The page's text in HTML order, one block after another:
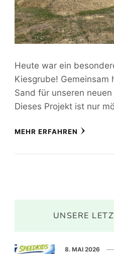
Heute war ein
Kiesgrube! Gemeinsam
Sand für unseren
Dieses Projekt ist nur
MEHR ERFAHREN
UNSERE
8. MAI 2026